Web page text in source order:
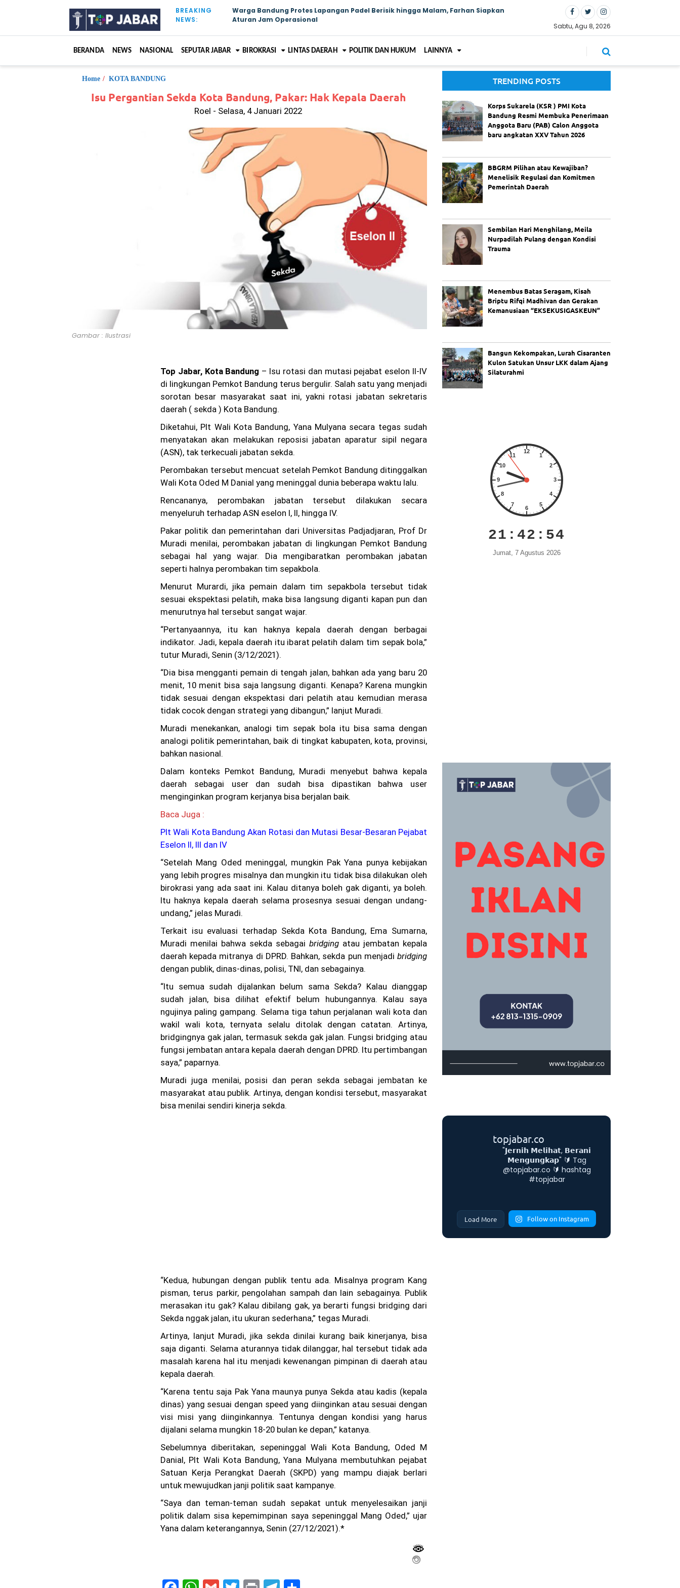
p
c
BREAKING
NEWS:
Warga Bandung Protes Lapangan Padel Berisik hingga Malam, Farhan Siapkan
Aturan Jam Operasional
Sabtu, Agu 8, 2026
BERANDA NEWS NASIONAL SEPUTAR JABAR BIROKRASI LINTAS DAERAH POLITIK DAN HUKUM LAINNYA
Home / KOTA BANDUNG
Isu Pergantian Sekda Kota Bandung, Pakar: Hak Kepala Daerah
Roel - Selasa, 4 Januari 2022
Gambar : Ilustrasi
Top Jabar, Kota Bandung – Isu rotasi dan mutasi pejabat eselon II-IV
di lingkungan Pemkot Bandung terus bergulir. Salah satu yang menjadi
sorotan besar masyarakat saat ini, yakni rotasi jabatan sekretaris
daerah ( sekda ) Kota Bandung.
Diketahui, Plt Wali Kota Bandung, Yana Mulyana secara tegas sudah
menyatakan akan melakukan reposisi jabatan aparatur sipil negara
(ASN), tak terkecuali jabatan sekda.
Perombakan tersebut mencuat setelah Pemkot Bandung ditinggalkan
Wali Kota Oded M Danial yang meninggal dunia beberapa waktu lalu.
Rencananya, perombakan jabatan tersebut dilakukan secara
menyeluruh terhadap ASN eselon I, II, hingga IV.
Pakar politik dan pemerintahan dari Universitas Padjadjaran, Prof Dr
Muradi menilai, perombakan jabatan di lingkungan Pemkot Bandung
sebagai hal yang wajar. Dia mengibaratkan perombakan jabatan
seperti halnya perombakan tim sepakbola.
Menurut Murardi, jika pemain dalam tim sepakbola tersebut tidak
sesuai ekspektasi pelatih, maka bisa langsung diganti kapan pun dan
menurutnya hal tersebut sangat wajar.
“Pertanyaannya, itu kan haknya kepala daerah dengan berbagai
indikator. Jadi, kepala daerah itu ibarat pelatih dalam tim sepak bola,”
tutur Muradi, Senin (3/12/2021).
“Dia bisa mengganti pemain di tengah jalan, bahkan ada yang baru 20
menit, 10 menit bisa saja langsung diganti. Kenapa? Karena mungkin
tidak sesuai dengan ekspektasi dari pelatih atau kemudian merasa
tidak cocok dengan strategi yang dibangun,” lanjut Muradi.
Muradi menekankan, analogi tim sepak bola itu bisa sama dengan
analogi politik pemerintahan, baik di tingkat kabupaten, kota, provinsi,
bahkan nasional.
Dalam konteks Pemkot Bandung, Muradi menyebut bahwa kepala
daerah sebagai user dan sudah bisa dipastikan bahwa user
menginginkan program kerjanya bisa berjalan baik.
Baca Juga :
Plt Wali Kota Bandung Akan Rotasi dan Mutasi Besar-Besaran Pejabat
Eselon II, III dan IV
“Setelah Mang Oded meninggal, mungkin Pak Yana punya kebijakan
yang lebih progres misalnya dan mungkin itu tidak bisa dilakukan oleh
birokrasi yang ada saat ini. Kalau ditanya boleh gak diganti, ya boleh.
Itu haknya kepala daerah selama prosesnya sesuai dengan undang-
undang,” jelas Muradi.
Terkait isu evaluasi terhadap Sekda Kota Bandung, Ema Sumarna,
Muradi menilai bahwa sekda sebagai bridging atau jembatan kepala
daerah kepada mitranya di DPRD. Bahkan, sekda pun menjadi bridging
dengan publik, dinas-dinas, polisi, TNI, dan sebagainya.
“Itu semua sudah dijalankan belum sama Sekda? Kalau dianggap
sudah jalan, bisa dilihat efektif belum hubungannya. Kalau saya
ngujinya paling gampang. Selama tiga tahun perjalanan wali kota dan
wakil wali kota, ternyata selalu ditolak dengan catatan. Artinya,
bridgingnya gak jalan, termasuk sekda gak jalan. Fungsi bridging atau
fungsi jembatan antara kepala daerah dengan DPRD. Itu pertimbangan
saya,” paparnya.
Muradi juga menilai, posisi dan peran sekda sebagai jembatan ke
masyarakat atau publik. Artinya, dengan kondisi tersebut, masyarakat
bisa menilai sendiri kinerja sekda.
“Kedua, hubungan dengan publik tentu ada. Misalnya program Kang
pisman, terus parkir, pengolahan sampah dan lain sebagainya. Publik
merasakan itu gak? Kalau dibilang gak, ya berarti fungsi bridging dari
Sekda nggak jalan, itu ukuran sederhana,” tegas Muradi.
Artinya, lanjut Muradi, jika sekda dinilai kurang baik kinerjanya, bisa
saja diganti. Selama aturannya tidak dilanggar, hal tersebut tidak ada
masalah karena hal itu menjadi kewenangan pimpinan di daerah atau
kepala daerah.
“Karena tentu saja Pak Yana maunya punya Sekda atau kadis (kepala
dinas) yang sesuai dengan speed yang diinginkan atau sesuai dengan
visi misi yang diinginkannya. Tentunya dengan kondisi yang harus
dijalani selama mungkin 18-20 bulan ke depan,” katanya.
Sebelumnya diberitakan, sepeninggal Wali Kota Bandung, Oded M
Danial, Plt Wali Kota Bandung, Yana Mulyana membutuhkan pejabat
Satuan Kerja Perangkat Daerah (SKPD) yang mampu diajak berlari
untuk mewujudkan janji politik saat kampanye.
“Saya dan teman-teman sudah sepakat untuk menyelesaikan janji
politik dalam sisa kepemimpinan saya sepeninggal Mang Oded,” ujar
Yana dalam keterangannya, Senin (27/12/2021).*
TRENDING POSTS
Korps Sukarela (KSR ) PMI Kota
Bandung Resmi Membuka Penerimaan
Anggota Baru (PAB) Calon Anggota
baru angkatan XXV Tahun 2026
BBGRM Pilihan atau Kewajiban?
Menelisik Regulasi dan Komitmen
Pemerintah Daerah
Sembilan Hari Menghilang, Meila
Nurpadilah Pulang dengan Kondisi
Trauma
Menembus Batas Seragam, Kisah
Briptu Rifqi Madhivan dan Gerakan
Kemanusiaan “EKSEKUSIGASKEUN”
Bangun Kekompakan, Lurah Cisaranten
Kulon Satukan Unsur LKK dalam Ajang
Silaturahmi
21:42:55
Jumat, 7 Agustus 2026
topjabar.co
"𝗝𝗲𝗿𝗻𝗶𝗵 𝗠𝗲𝗹𝗶𝗵𝗮𝘁, 𝗕𝗲𝗿𝗮𝗻𝗶
𝗠𝗲𝗻𝗴𝘂𝗻𝗴𝗸𝗮𝗽" 🔰 Tag
@topjabar.co 🔰 hashtag
#topjabar
Load More Follow on Instagram